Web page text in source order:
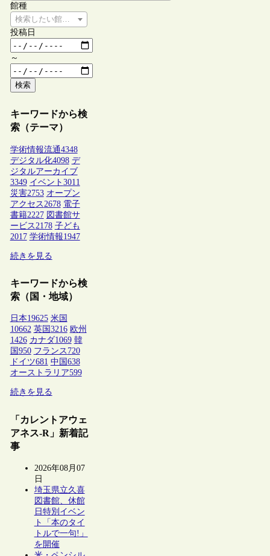
館種
検索したい館種を選択してください
投稿日
～
検索
キーワードから検
索（テーマ）
学術情報流通4348
デジタル化4098 デ
ジタルアーカイブ
3349 イベント 3011
災害2753 オープン
アクセス 2678 電子
書籍2227 図書館サ
ービス 2178 子ども
2017 学術情報1947
続きを見る
キーワードから検
索（国・地域）
日本19625 米国
10662 英国 3216 欧州
1426 カナダ1069 韓
国 950 フランス 720
ドイツ681 中国 638
オーストラリア599
続きを見る
「カレントアウェ
アネス-R」新着記
事
2026年08月07
日
埼玉県立久喜
図書館、休館
日特別イベン
ト「本のタイ
トルで一句!」
を開催